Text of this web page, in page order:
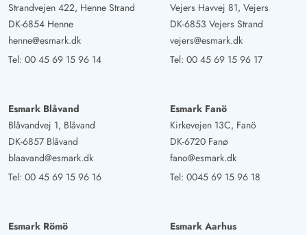
Strandvejen 422, Henne Strand
DK-6854 Henne
henne@esmark.dk
Tel: 00 45 69 15 96 14
Vejers Havvej 81, Vejers
DK-6853 Vejers Strand
vejers@esmark.dk
Tel: 00 45 69 15 96 17
Esmark Blåvand
Blåvandvej 1, Blåvand
DK-6857 Blåvand
blaavand@esmark.dk
Tel: 00 45 69 15 96 16
Esmark Fanö
Kirkevejen 13C, Fanö
DK-6720 Fanø
fano@esmark.dk
Tel: 0045 69 15 96 18
Esmark Römö
Esmark Aarhus